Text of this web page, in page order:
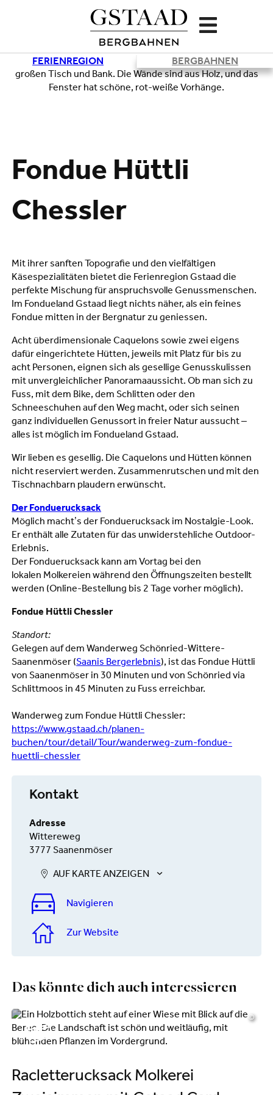
FERIENREGION BERGBAHNEN
Fondue Hüttli
Chessler
Mit ihrer sanften Topografie und den vielfältigen
Käsespezialitäten bietet die Ferienregion Gstaad die
perfekte Mischung für anspruchsvolle Genussmenschen.
Im Fondueland Gstaad liegt nichts näher, als ein feines
Fondue mitten in der Bergnatur zu geniessen.
Acht überdimensionale Caquelons sowie zwei eigens
dafür eingerichtete Hütten, jeweils mit Platz für bis zu
acht Personen, eignen sich als gesellige Genusskulissen
mit unvergleichlicher Panoramaaussicht. Ob man sich zu
Fuss, mit dem Bike, dem Schlitten oder den
Schneeschuhen auf den Weg macht, oder sich seinen
ganz individuellen Genussort in freier Natur aussucht –
alles ist möglich im Fondueland Gstaad.
Wir lieben es gesellig. Die Caquelons und Hütten können
nicht reserviert werden. Zusammenrutschen und mit den
Tischnachbarn plaudern erwünscht.
Der Fonduerucksack
Möglich macht’s der Fonduerucksack im Nostalgie-Look.
Er enthält alle Zutaten für das unwiderstehliche Outdoor-
Erlebnis.
Der Fonduerucksack kann am Vortag bei den
lokalen Molkereien während den Öffnungszeiten bestellt
werden (Online-Bestellung bis 2 Tage vorher möglich).
Fondue Hüttli Chessler
Standort:
Gelegen auf dem Wanderweg Schönried-Wittere-
Saanenmöser (Saanis Bergerlebnis), ist das Fondue Hüttli
von Saanenmöser in 30 Minuten und von Schönried via
Schlittmoos in 45 Minuten zu Fuss erreichbar.
Wanderweg zum Fondue Hüttli Chessler:
https://www.gstaad.ch/planen-
buchen/tour/detail/Tour/wanderweg-zum-fondue-
huettli-chessler
Kontakt
Adresse
Wittereweg
3777 Saanenmöser
AUF KARTE ANZEIGEN
Navigieren
Zur Website
Das könnte dich auch interessieren
©
Racletterucksack Molkerei